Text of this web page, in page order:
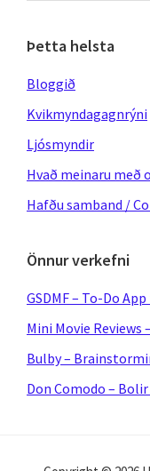
Þetta helsta
Bloggið
Kvikmyndagagnrýni
Ljósmyndir
Hvað meinaru með
Hafðu samband /
Önnur verkefni
GSDMF – To-Do
Mini Movie Reviews
Bulby –
Don Comodo – Bolir